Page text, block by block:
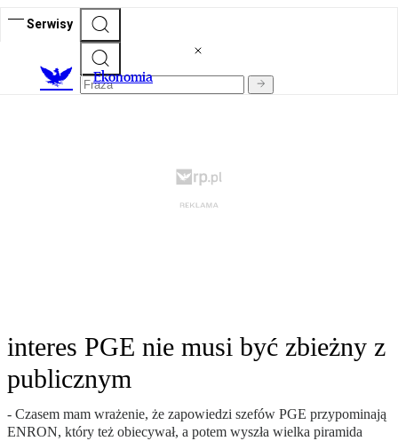
Serwisy
Ekonomia
interes PGE nie musi być zbieżny z
publicznym
- Czasem mam wrażenie, że zapowiedzi szefów PGE przypominają
ENRON, który też obiecywał, a potem wyszła wielka piramida